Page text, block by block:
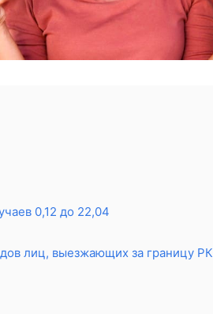
0,12 до 22,04
лиц, выезжающих за границу РК